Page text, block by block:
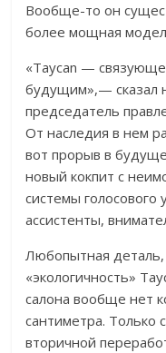
Вообще-то он
более мощная
«Taycan —
будущим»,— сказал
председатель
От наследия в нем
вот прорыв в
новый кокпит с
системы голосового
ассистенты,
Любопытная
«экологичность»
салона вообще нет
сантиметра. Только
вторичной